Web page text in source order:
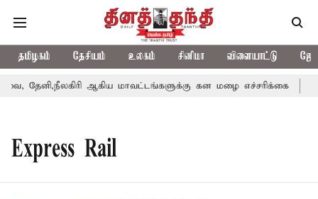
தமிழகம் தேசியம் உலகம் சினிமா விளையாட்டு
தேனி,நீலகிரி ஆகிய மாவட்டங்களுக்கு கன மழை எச்சரிக்கை
Express Rail